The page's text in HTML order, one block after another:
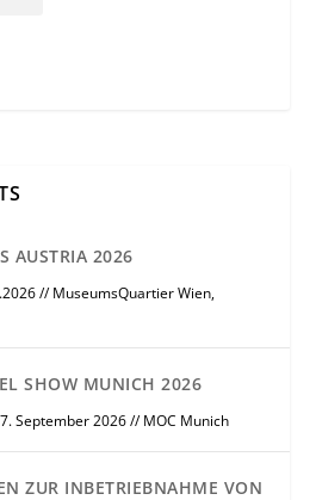
AUSTRIA 2026
// MuseumsQuartier Wien,
SHOW MUNICH 2026
September 2026 // MOC Munich
ZUR INBETRIEBNAHME VON